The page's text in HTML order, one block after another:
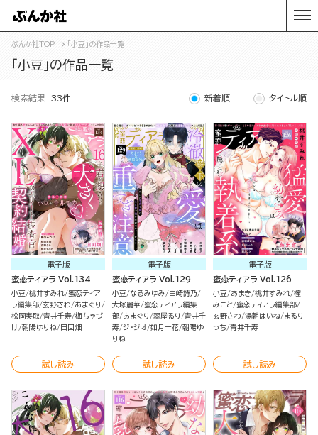
ぶんか社TOP 「小豆」の作品一覧
「小豆」の作品一覧
検索結果 33件 新着順 タイトル順
電子版
蜜恋ティアラ Vol.134
小豆 桃井すみれ 蜜恋ティア
ラ編集部 玄野さわ
あまぐり
松岡実取 青井千寿 梅ちゃづ
け 朝陽ゆりね 日回畑
試し読み
電子版
蜜恋ティアラ Vol.129
小豆 なるみゆみ
白崎詩乃
大塚麗華 蜜恋ティアラ編集
部 あまぐり 翠屋るり
青井千
寿 ジ・ジオ 如月一花 朝陽ゆ
りね
試し読み
電子版
蜜恋ティアラ Vol.126
小豆 あまき 桃井すみれ 櫁
みこと
蜜恋ティアラ編集部
玄野さわ 湯朝はいね
まるり
っち 青井千寿
試し読み